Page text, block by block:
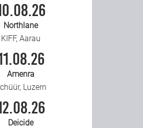
Northlane
KIFF, Aarau
Amenra
Luzern
Deicide